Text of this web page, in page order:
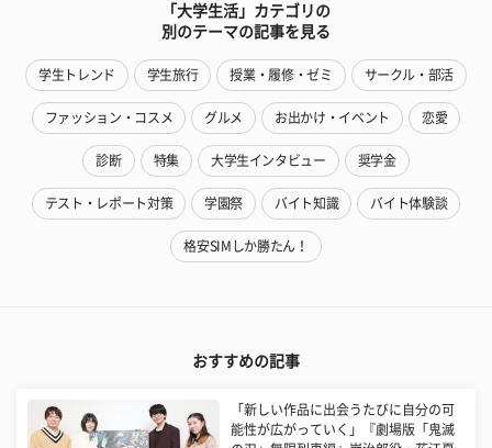
「大学生活」カテゴリの
別のテーマの記事を見る
学生トレンド 学生旅行 授業・履修・ゼミ サークル・部活
ファッション・コスメ グルメ お出かけ・イベント 恋愛
診断 特集 大学生インタビュー 奨学金
テスト・レポート対策 学園祭 バイト知識 バイト体験談
格安SIMしか勝たん！
おすすめの記事
「新しい作品に出会うたびに自分の可
能性が広がっていく」『劇場版「鬼滅